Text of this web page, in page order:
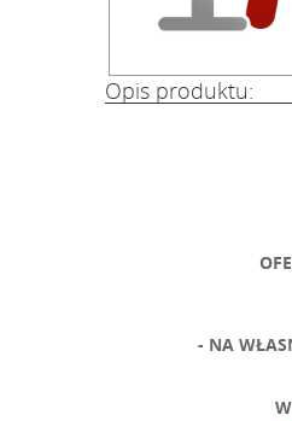
Opis produktu:
- NA